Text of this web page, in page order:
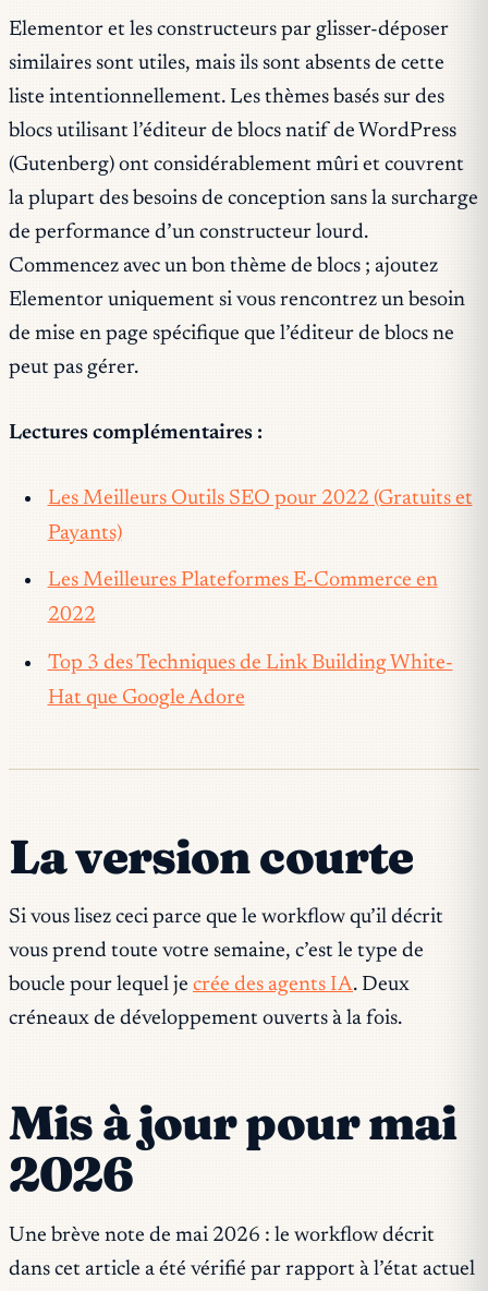
Elementor et les constructeurs par glisser-déposer
similaires sont utiles, mais ils sont absents de cette
liste intentionnellement. Les thèmes basés sur des
blocs utilisant l’éditeur de blocs natif de WordPress
(Gutenberg) ont considérablement mûri et couvrent
la plupart des besoins de conception sans la surcharge
de performance d’un constructeur lourd.
Commencez avec un bon thème de blocs ; ajoutez
Elementor uniquement si vous rencontrez un besoin
de mise en page spécifique que l’éditeur de blocs ne
peut pas gérer.
Lectures complémentaires :
Les Meilleurs Outils SEO pour 2022 (Gratuits et
Payants)
Les Meilleures Plateformes E-Commerce en
2022
Top 3 des Techniques de Link Building White-
Hat que Google Adore
La version courte
Si vous lisez ceci parce que le workflow qu’il décrit
vous prend toute votre semaine, c’est le type de
boucle pour lequel je crée des agents IA. Deux
créneaux de développement ouverts à la fois.
Mis à jour pour mai
2026
Une brève note de mai 2026 : le workflow décrit
dans cet article a été vérifié par rapport à l’état actuel